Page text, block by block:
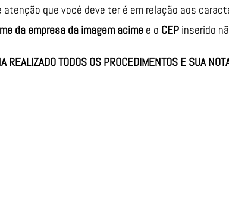
que você deve ter é em relação aos
da empresa da imagem acime e o CEP inserido
REALIZADO TODOS OS PROCEDIMENTOS E SUA